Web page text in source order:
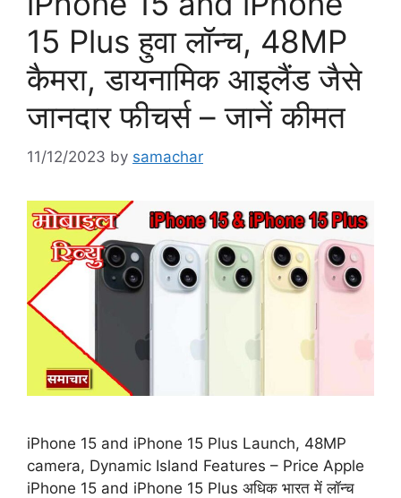
15 Plus हुवा लॉन्च, 48MP
कैमरा, डायनामिक आइलैंड जैसे
जानदार फीचर्स – जानें कीमत
11/12/2023 by samachar
iPhone 15 and iPhone 15 Plus Launch, 48MP
camera, Dynamic Island Features – Price Apple
iPhone 15 and iPhone 15 Plus अधिक भारत में लॉन्च